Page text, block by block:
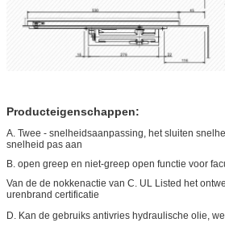
Producteigenschappen:
A. Twee - snelheidsaanpassing, het sluiten
snelheid pas aan
B. open greep en niet-greep open functie voor
Van de de nokkenactie van C. UL Listed het
urenbrand certificatie
D. Kan de gebruiks antivries hydraulische olie,